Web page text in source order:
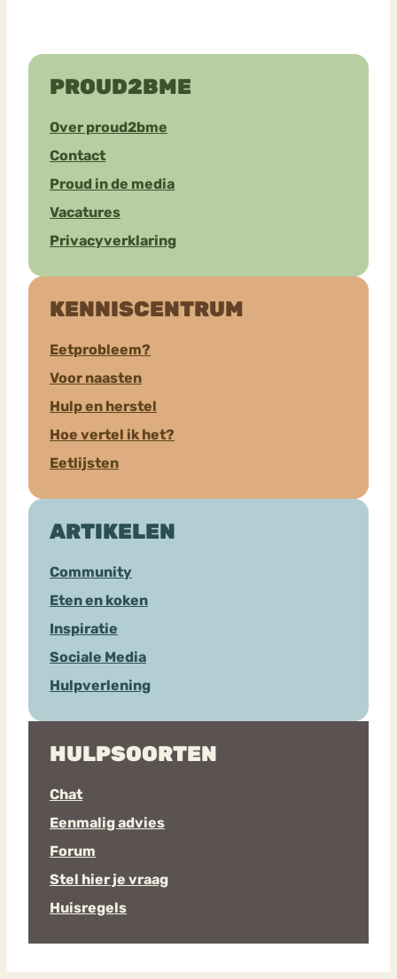
PROUD2BME
Over proud2bme
Contact
Proud in de media
Vacatures
Privacyverklaring
KENNISCENTRUM
Eetprobleem?
Voor naasten
Hulp en herstel
Hoe vertel ik het?
Eetlijsten
ARTIKELEN
Community
Eten en koken
Inspiratie
Sociale Media
Hulpverlening
HULPSOORTEN
Chat
Eenmalig advies
Forum
Stel hier je vraag
Huisregels